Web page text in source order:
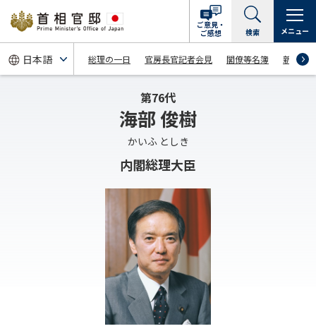
総理の一日 官房長官記者会見 閣僚等名簿 新着情報
ご意見・
ご感想
検索 メニュー
海部 俊樹
かいふ としき
第76代
内閣総理大臣